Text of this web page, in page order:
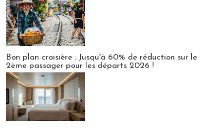
Bon plan croisière : Jusqu'à 60% de réduction sur le
2ème passager pour les départs 2026 !